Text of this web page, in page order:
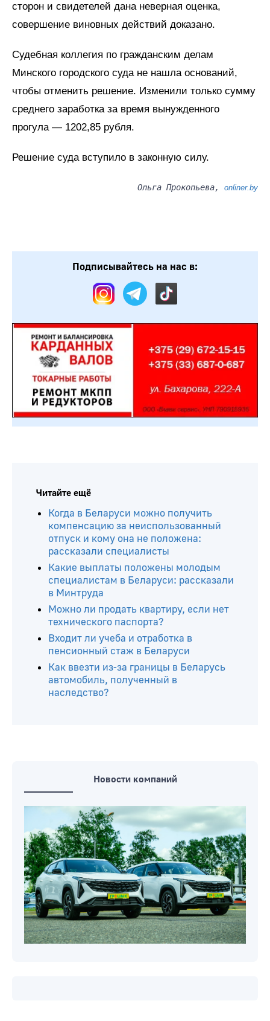
сторон и свидетелей дана неверная оценка,
совершение виновных действий доказано.
Судебная коллегия по гражданским делам
Минского городского суда не нашла оснований,
чтобы отменить решение. Изменили только сумму
среднего заработка за время вынужденного
прогула — 1202,85 рубля.
Решение суда вступило в законную силу.
Ольга Прокопьева, onliner.by
Подписывайтесь на нас в:
Читайте ещё
Когда в Беларуси можно получить
компенсацию за неиспользованный
отпуск и кому она не положена:
рассказали специалисты
Какие выплаты положены молодым
специалистам в Беларуси: рассказали
в Минтруда
Можно ли продать квартиру, если нет
технического паспорта?
Входит ли учеба и отработка в
пенсионный стаж в Беларуси
Как ввезти из-за границы в Беларусь
автомобиль, полученный в
наследство?
Новости компаний